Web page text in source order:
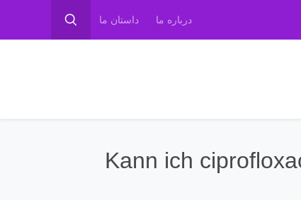
درباره ما داستان ما
Kann ich